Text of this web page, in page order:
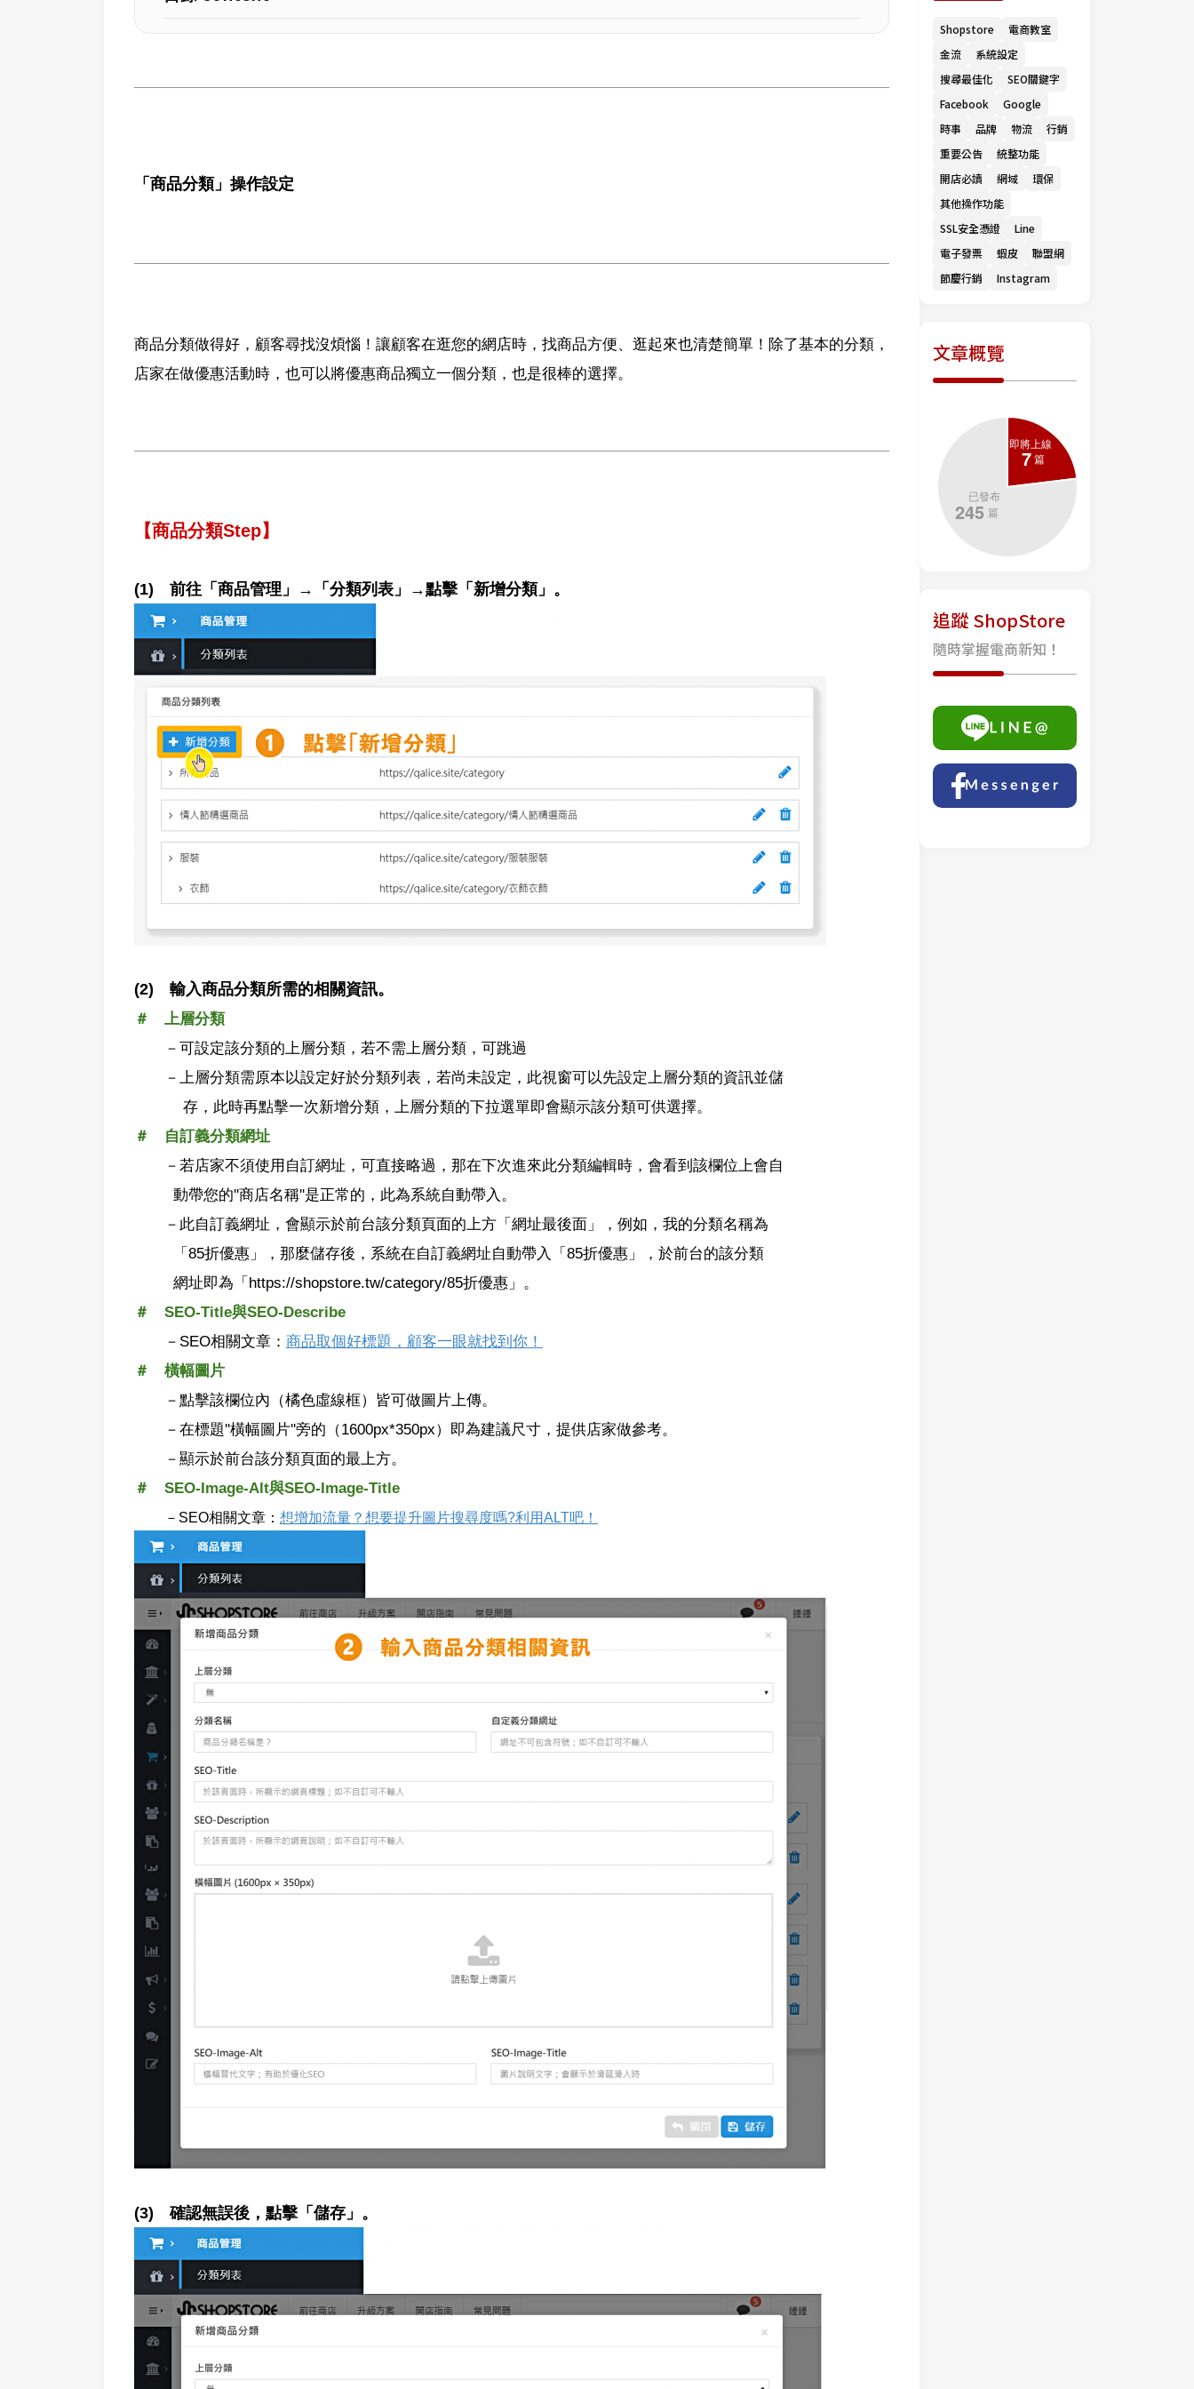
「商品分類」操作設定
商品分類做得好，顧客尋找沒煩惱！讓顧客在逛您的網店時，找商品方便、逛起來也清楚簡單！除了基本的分類，
店家在做優惠活動時，也可以將優惠商品獨立一個分類，也是很棒的選擇。
【商品分類Step】
(1) 前往「商品管理」→「分類列表」→點擊「新增分類」。
(2) 輸入商品分類所需的相關資訊。
＃ 上層分類
－可設定該分類的上層分類，若不需上層分類，可跳過
－上層分類需原本以設定好於分類列表，若尚未設定，此視窗可以先設定上層分類的資訊並儲
存，此時再點擊一次新增分類，上層分類的下拉選單即會顯示該分類可供選擇。
＃ 自訂義分類網址
－若店家不須使用自訂網址，可直接略過，那在下次進來此分類編輯時，會看到該欄位上會自
動帶您的''商店名稱''是正常的，此為系統自動帶入。
－此自訂義網址，會顯示於前台該分類頁面的上方「網址最後面」，例如，我的分類名稱為
「85折優惠」，那麼儲存後，系統在自訂義網址自動帶入「85折優惠」，於前台的該分類
網址即為「https://shopstore.tw/category/85折優惠」。
＃ SEO-Title與SEO-Describe
－ SEO相關文章： 商品取個好標題，顧客一眼就找到你！
＃ 橫幅圖片
－點擊該欄位內（橘色虛線框）皆可做圖片上傳。
－在標題''橫幅圖片''旁的（1600px*350px）即為建議尺寸，提供店家做參考。
－顯示於前台該分類頁面的最上方。
＃ SEO-Image-Alt與SEO-Image-Title
－ SEO相關文章： 想增加流量？想要提升圖片搜尋度嗎?利用ALT吧！
(3) 確認無誤後，點擊「儲存」。
Shopstore
電商教室
金流
系統設定
搜尋最佳化
SEO關鍵字
Facebook
Google
時事
品牌 物流
行銷
重要公告
統整功能
開店必讀
網域
環保
其他操作功能
SSL安全憑證
Line
電子發票
蝦皮
聯盟網
節慶行銷
Instagram
文章概覽
追蹤 ShopStore
隨時掌握電商新知！